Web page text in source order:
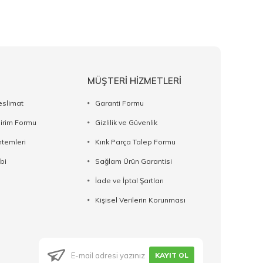
Formu
MÜŞTERİ HİZMETLERİ
Garanti Formu
Gizlilik ve Güvenlik
Kırık Parça Talep Formu
Sağlam Ürün Garantisi
İade ve İptal Şartları
Kişisel Verilerin Korunması
KAYIT OL